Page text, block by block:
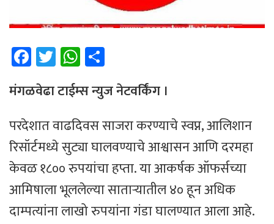
Fa
ce
b
o
ok
T
wi
tt
er
W
h
at
sA
p
p
ar
e
मंगळवेढा टाईम्स न्युज नेटवर्किंग ।
परदेशात वाढदिवस साजरा करण्याचे स्वप्न, आलिशान
रिसॉर्टमध्ये सुट्या घालवण्याचे आश्वासन आणि दरमहा
केवळ १८०० रुपयांचा हप्ता. या आकर्षक ऑफर्सच्या
आमिषाला भूललेल्या साताऱ्यातील ४० हून अधिक
दाम्पत्यांना लाखो रुपयांना गंडा घालण्यात आला आहे.